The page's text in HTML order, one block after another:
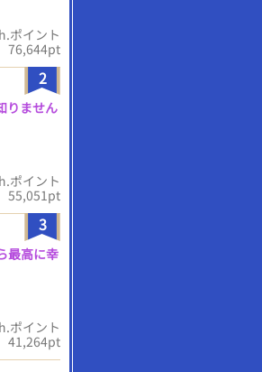
ポイント
76,644pt
2
りません
ポイント
55,051pt
3
最高に幸
ポイント
41,264pt